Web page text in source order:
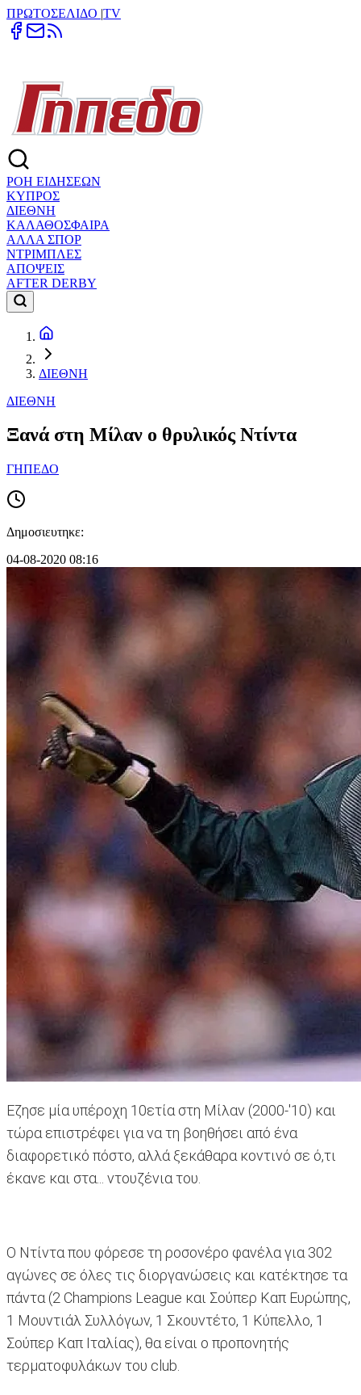
ΠΡΩΤΟΣΕΛΙΔΟ |TV
ΡΟΗ ΕΙΔΗΣΕΩΝ
ΚΥΠΡΟΣ
ΔΙΕΘΝΗ
ΚΑΛΑΘΟΣΦΑΙΡΑ
ΑΛΛΑ ΣΠΟΡ
ΝΤΡΙΜΠΛΕΣ
ΑΠΟΨΕΙΣ
AFTER DERBY
ΔΙΕΘΝΗ
ΔΙΕΘΝΗ
Ξανά στη Μίλαν ο θρυλικός Ντίντα
ΓΗΠΕΔΟ
Δημοσιευτηκε:
04-08-2020 08:16
Εζησε μία υπέροχη 10ετία στη Μίλαν (2000-'10) και
τώρα επιστρέφει για να τη βοηθήσει από ένα
διαφορετικό πόστο, αλλά ξεκάθαρα κοντινό σε ό,τι
έκανε και στα... ντουζένια του.
Ο Ντίντα που φόρεσε τη ροσονέρο φανέλα για 302
αγώνες σε όλες τις διοργανώσεις και κατέκτησε τα
πάντα (2 Champions League και Σούπερ Καπ Ευρώπης,
1 Μουντιάλ Συλλόγων, 1 Σκουντέτο, 1 Κύπελλο, 1
Σούπερ Καπ Ιταλίας), θα είναι ο προπονητής
τερματοφυλάκων του club.